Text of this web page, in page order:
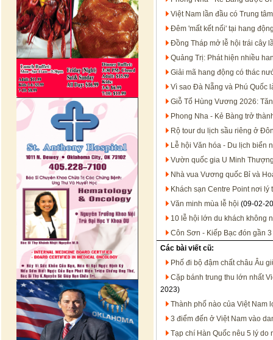
Việt Nam lần đầu có Trung
Đêm 'mất kết nối' tại hang
Đồng Tháp mở lễ hội trái cây
Quảng Trị: Phát hiện nhiều
Giải mã hang động có thác
Vì sao Đà Nẵng và Phú Quốc
Giỗ Tổ Hùng Vương 2026:
Phong Nha - Kẻ Bàng trở
Rộ tour du lịch sầu riêng ở
Lễ hội Văn hóa - Du lịch biển
Vườn quốc gia U Minh
Nhà vua Vương quốc Bỉ và
Khách sạn Centre Point nơi
Văn minh mùa lễ hội (09-02-
10 lễ hội lớn du khách không
Côn Sơn - Kiếp Bạc đón gần
Các bài viết cũ:
Phố đi bộ đậm chất châu Âu
Cặp bánh trung thu lớn nhất
2023)
Thành phố nào của Việt Nam
3 điểm đến ở Việt Nam vào
Tạp chí Hàn Quốc nêu 5 lý do